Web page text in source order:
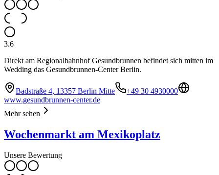
3.6
Direkt am Regionalbahnhof Gesundbrunnen befindet sich mitten im
Wedding das Gesundbrunnen-Center Berlin.
Badstraße 4, 13357 Berlin Mitte
+49 30 4930000
www.gesundbrunnen-center.de
Mehr sehen
Wochenmarkt am Mexikoplatz
Unsere Bewertung